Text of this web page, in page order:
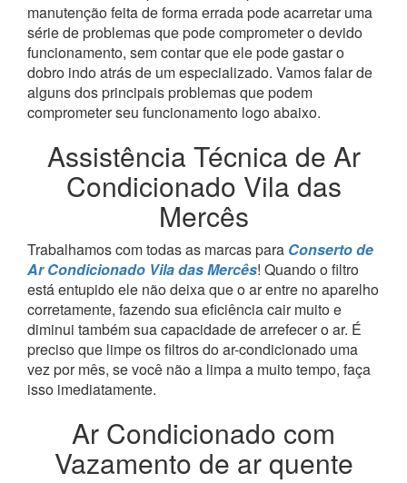
manutenção feita de forma errada pode acarretar uma
série de problemas que pode comprometer o devido
funcionamento, sem contar que ele pode gastar o
dobro indo atrás de um especializado. Vamos falar de
alguns dos principais problemas que podem
comprometer seu funcionamento logo abaixo.
Assistência Técnica de Ar
Condicionado Vila das
Mercês
Trabalhamos com todas as marcas para Conserto de
Ar Condicionado Vila das Mercês! Quando o filtro
está entupido ele não deixa que o ar entre no aparelho
corretamente, fazendo sua eficiência cair muito e
diminui também sua capacidade de arrefecer o ar. É
preciso que limpe os filtros do ar-condicionado uma
vez por mês, se você não a limpa a muito tempo, faça
isso imediatamente.
Ar Condicionado com
Vazamento de ar quente